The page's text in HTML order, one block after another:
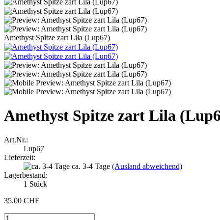
Amethyst Spitze zart Lila (Lup67)
Amethyst Spitze zart Lila
Art.Nr.:
Lup67
Lieferzeit:
ca. 3-4 Tage (Ausland abweichend)
Lagerbestand:
1 Stück
35.00 CHF